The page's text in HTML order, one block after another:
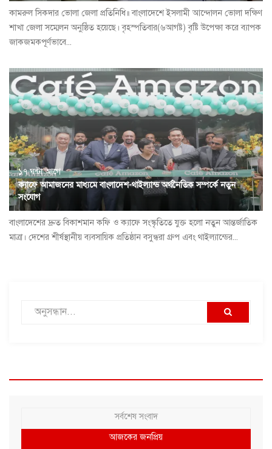
কামরুল সিকদার ভোলা জেলা প্রতিনিধি॥ বাংলাদেশে ইসলামী আন্দোলন ভোলা দক্ষিণ
শাখা জেলা সম্মেলন অনুষ্ঠিত হয়েছে। বৃহস্পতিবার(৬আগষ্ট) বৃষ্টি উপেক্ষা করে ব্যাপক
জাকজমকপূর্ণভাবে...
১৭ ঘন্টা আগে
ক্যাফে আমাজনের মাধ্যমে বাংলাদেশ-থাইল্যান্ড অর্থনৈতিক সম্পর্কে নতুন
সংযোগ
বাংলাদেশের দ্রুত বিকাশমান কফি ও ক্যাফে সংস্কৃতিতে যুক্ত হলো নতুন আন্তর্জাতিক
মাত্রা। দেশের শীর্ষস্থানীয় ব্যবসায়িক প্রতিষ্ঠান বসুন্ধরা গ্রুপ এবং থাইল্যান্ডের...
সর্বশেষ সংবাদ
আজকের জনপ্রিয়